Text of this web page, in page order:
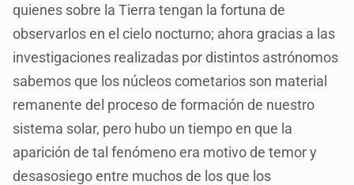
quienes sobre la Tierra tengan la fortuna de
observarlos en el cielo nocturno; ahora gracias a las
investigaciones realizadas por distintos astrónomos
sabemos que los núcleos cometarios son material
remanente del proceso de formación de nuestro
sistema solar, pero hubo un tiempo en que la
aparición de tal fenómeno era motivo de temor y
desasosiego entre muchos de los que los